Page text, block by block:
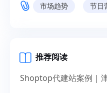
市场趋势 节日
推荐阅读